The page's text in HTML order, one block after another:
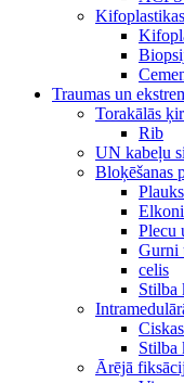
Traumas un
Torakālās
Rib
UN kabeļu
Bloķēšanas
Plecu
Gurni
celis
Stilba
Stilba
Ārējā